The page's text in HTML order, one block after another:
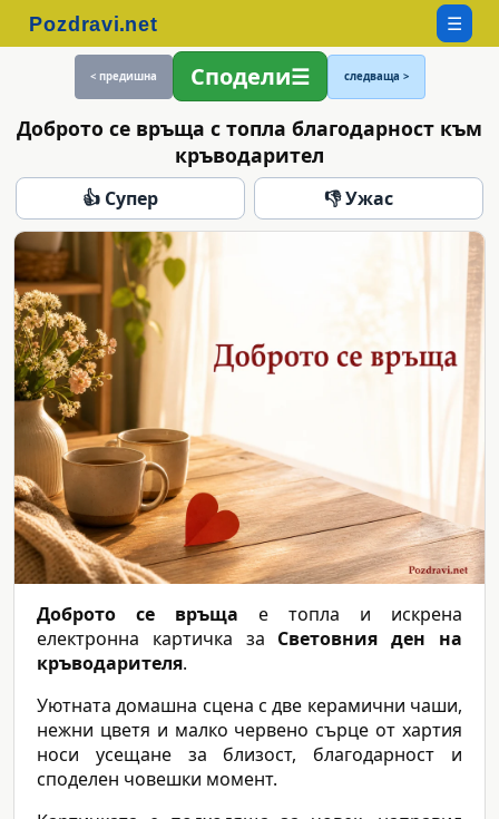
☰
< предишна Сподели следваща >
Доброто се връща с топла благодарност към
кръводарител
👍 Супер 👎 Ужас
Доброто се връща е топла и искрена
електронна картичка за Световния ден на
кръводарителя.
Уютната домашна сцена с две керамични чаши,
нежни цветя и малко червено сърце от хартия
носи усещане за близост, благодарност и
споделен човешки момент.